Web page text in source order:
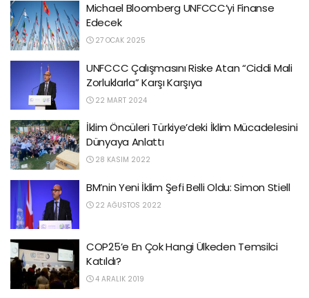
Michael Bloomberg UNFCCC’yi Finanse
Edecek
27 OCAK 2025
UNFCCC Çalışmasını Riske Atan “Ciddi Mali
Zorluklarla” Karşı Karşıya
22 MART 2024
İklim Öncüleri Türkiye’deki İklim Mücadelesini
Dünyaya Anlattı
28 KASIM 2022
BM’nin Yeni İklim Şefi Belli Oldu: Simon Stiell
22 AĞUSTOS 2022
COP25’e En Çok Hangi Ülkeden Temsilci
Katıldı?
4 ARALIK 2019